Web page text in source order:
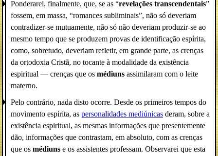
Ponderarei, finalmente, que, se as “revelações transcendentais”
fossem, em massa, “romances subliminais”, não só deveriam
contradizer-se mutuamente, não só não deveriam produzir-se ao
mesmo tempo que se produzem provas de identificação espírita,
como, sobretudo, deveriam refletir, em grande parte, as crenças
da ortodoxia Cristã, no tocante à modalidade da existência
espiritual — crenças que os médiuns assimilaram com o leite
materno.
Pelo contrário, nada disto ocorre. Desde os primeiros tempos do
movimento espírita, as personalidades mediúnicas deram, sobre a
existência espiritual, as mesmas informações que presentemente
dão, informações que contrastam, em absoluto, com as crenças
que os médiuns e os assistentes professam. Observarei que esta